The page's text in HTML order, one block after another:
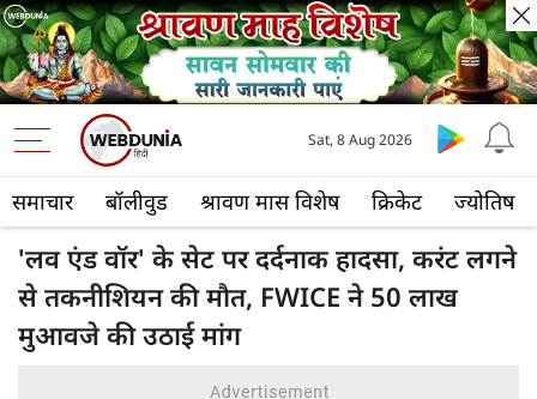
समाचार बॉलीवुड श्रावण मास विशेष क्रिकेट ज्योतिष
Sat, 8 Aug 2026
'लव एंड वॉर' के सेट पर दर्दनाक हादसा, करंट लगने
से तकनीशियन की मौत, FWICE ने 50 लाख
मुआवजे की उठाई मांग